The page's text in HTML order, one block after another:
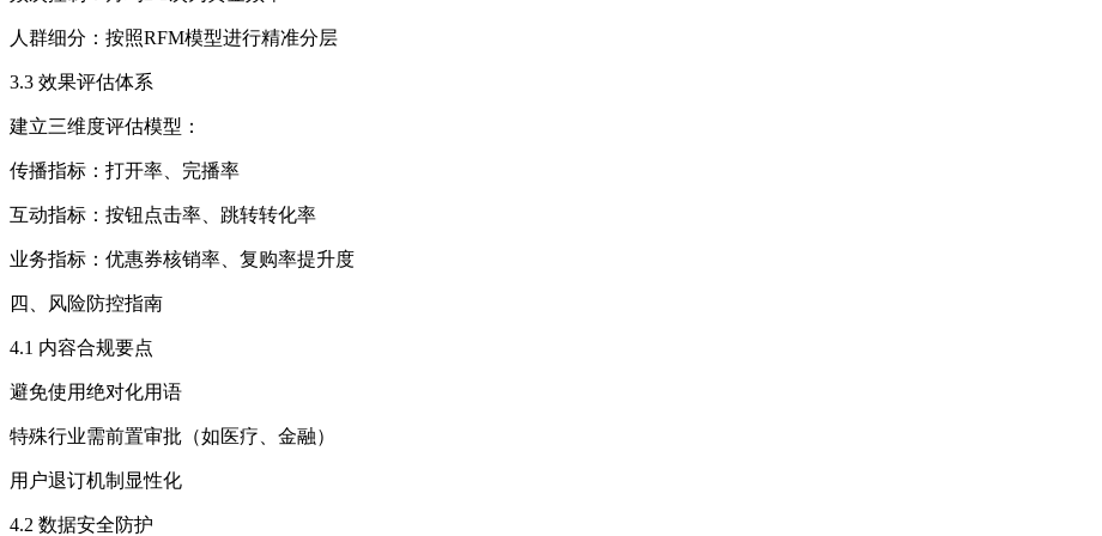
人群细分：按照RFM模型进行精准分层
3.3 效果评估体系
建立三维度评估模型：
传播指标：打开率、完播率
互动指标：按钮点击率、跳转转化率
业务指标：优惠券核销率、复购率提升度
四、风险防控指南
4.1 内容合规要点
避免使用绝对化用语
特殊行业需前置审批（如医疗、金融）
用户退订机制显性化
4.2 数据安全防护